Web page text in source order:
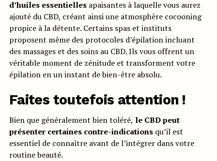
d’huiles essentielles apaisantes à laquelle vous aurez
ajouté du CBD, créant ainsi une atmosphère cocooning
propice à la détente. Certains spas et instituts
proposent même des protocoles d’épilation incluant
des massages et des soins au CBD. Ils vous offrent un
véritable moment de zénitude et transforment votre
épilation en un instant de bien-être absolu.
Faites toutefois attention !
Bien que généralement bien toléré, le CBD peut
présenter certaines contre-indications qu’il est
essentiel de connaître avant de l’intégrer dans votre
routine beauté.